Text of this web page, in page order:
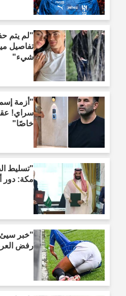
"لم يتم حفل
تفاصيل
شيء"
"أزمة
سراي! عقد
خاصًا"
"تسليط
مكة: دور
"خبر سيئ
رفض